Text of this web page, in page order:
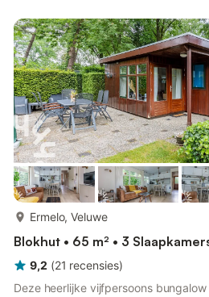
vos spot. Met eindeloze paden voor
fietstochten, biedt de regio leuke
Ermelo, Veluwe
Blokhut • 65 m² • 3
9,2 (21 recensies)
Deze heerlijke vijfpersoons